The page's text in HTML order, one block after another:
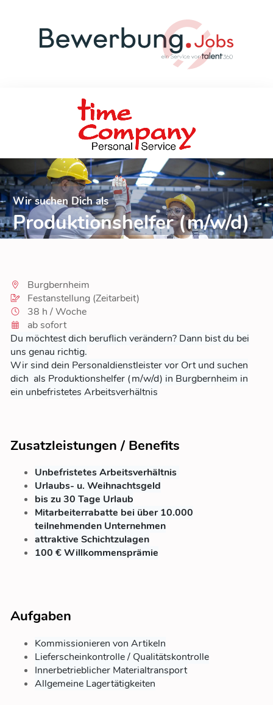
Wir suchen Dich als
Produktionshelfer (m/w/d)
Burgbernheim
Festanstellung (Zeitarbeit)
38 h / Woche
ab sofort
Du möchtest dich beruflich verändern? Dann bist du bei
uns genau richtig.
Wir sind dein Personaldienstleister vor Ort und suchen
dich als Produktionshelfer (m/w/d) in Burgbernheim in
ein unbefristetes Arbeitsverhältnis
Zusatzleistungen / Benefits
Unbefristetes Arbeitsverhältnis
Urlaubs- u. Weihnachtsgeld
bis zu 30 Tage Urlaub
Mitarbeiterrabatte bei über 10.000
teilnehmenden Unternehmen
attraktive Schichtzulagen
100 € Willkommensprämie
Aufgaben
Kommissionieren von Artikeln
Lieferscheinkontrolle / Qualitätskontrolle
Innerbetrieblicher Materialtransport
Allgemeine Lagertätigkeiten